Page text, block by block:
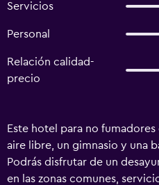
Servicios
Personal
Relación calidad-
precio
Este hotel para no fumadores
aire libre, un gimnasio y una
Podrás disfrutar de un
en las zonas comunes,